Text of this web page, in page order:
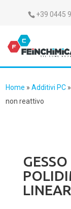
+39 0445
Home »Additivi PC
non reattivo